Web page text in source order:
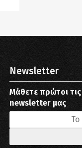
Newsletter
Μάθετε πρώτοι
newsletter μας